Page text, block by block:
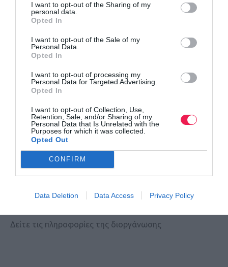
I want to opt-out of the Sharing of my
personal data.
Opted In
I want to opt-out of the Sale of my
Personal Data.
Opted In
I want to opt-out of processing my
Personal Data for Targeted Advertising.
Opted In
I want to opt-out of Collection, Use,
Retention, Sale, and/or Sharing of my
Personal Data that Is Unrelated with the
Purposes for which it was collected.
Opted Out
CONFIRM
Data Deletion Data Access Privacy Policy
10ο Ikaria Run 2023 – Run The Village
Ξεκίνησαν οι εγγραφές για τον αγώνα της Ικαρίας – H
προκήρυξη
Athens Santa Run 2025
Δείτε τις πληροφορίες της διοργάνωσης